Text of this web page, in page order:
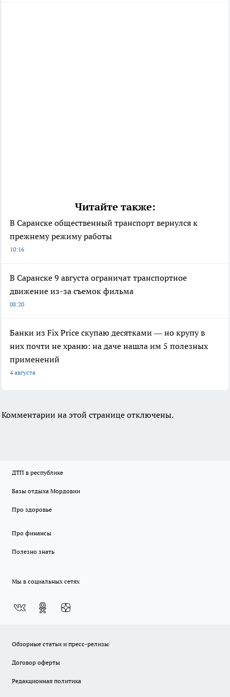
Читайте также:
В Саранске общественный транспорт вернулся к
прежнему режиму работы
10:16
В Саранске 9 августа ограничат транспортное
движение из-за съемок фильма
08:20
Банки из Fix Price скупаю десятками — но крупу в
них почти не храню: на даче нашла им 5 полезных
применений
4 августа
Комментарии на этой странице отключены.
ДТП в республике
Базы отдыха Мордовии
Про здоровье
Про финансы
Полезно знать
Мы в социальных сетях
Обзорные статьи и пресс-релизы
Договор оферты
Редакционная политика